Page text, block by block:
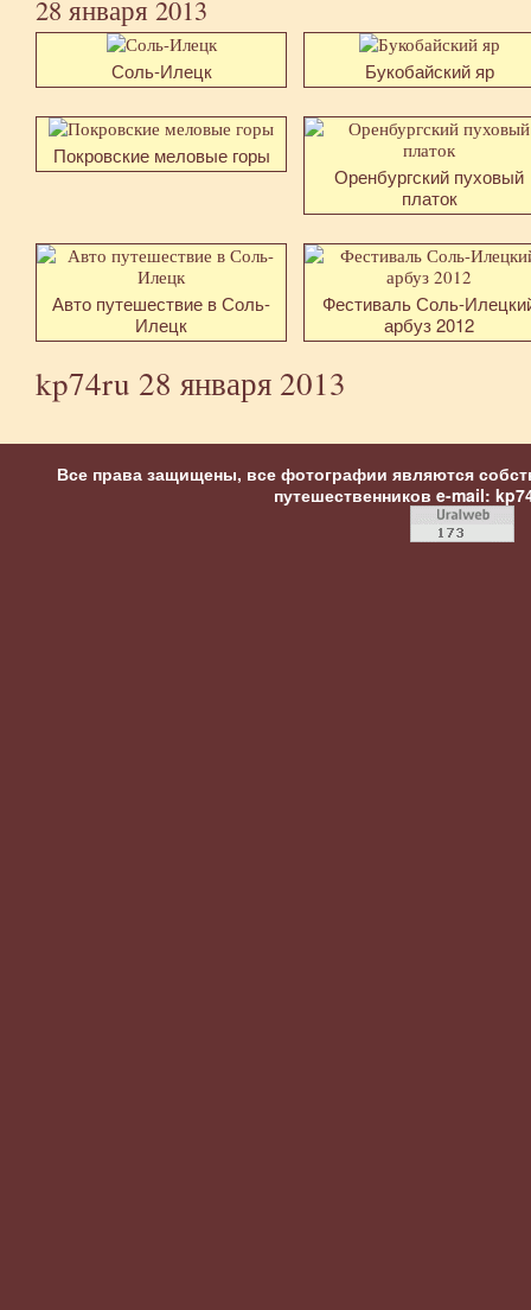
28 января 2013
Соль-Илецк Букобайский яр
Покровские меловые горы
Оренбургский пуховый
платок
Авто путешествие в Соль-
Илецк
Фестиваль Соль-
арбуз 2012
kp74ru 28 января 2013
Все права защищены, все фотографии являются
путешественников e-mail: